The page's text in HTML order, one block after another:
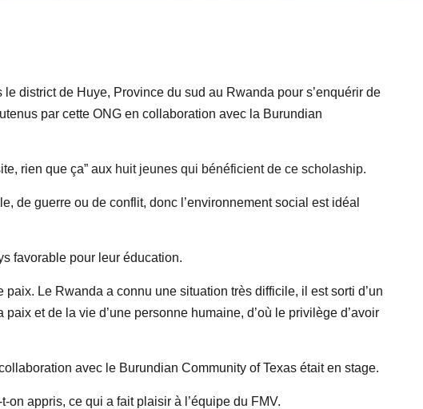
district de Huye, Province du sud au Rwanda pour s’enquérir de
par cette ONG en collaboration avec la Burundian
rien que ça” aux huit jeunes qui bénéficient de ce scholaship.
de guerre ou de conflit, donc l’environnement social est idéal
favorable pour leur éducation.
Le Rwanda a connu une situation très difficile, il est sorti d’un
et de la vie d’une personne humaine, d’où le privilège d’avoir
avec le Burundian Community of Texas était en stage.
on appris, ce qui a fait plaisir à l’équipe du FMV.